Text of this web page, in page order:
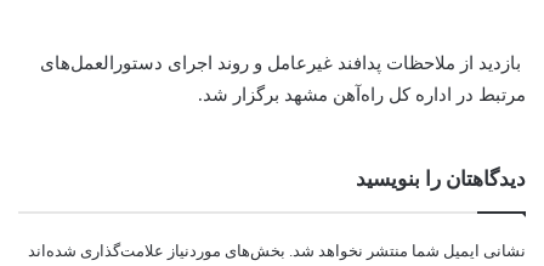
بازدید از ملاحظات پدافند غیرعامل و روند اجرای دستورالعمل‌های
مرتبط در اداره کل راه‌آهن مشهد برگزار شد.
دیدگاهتان را بنویسید
نشانی ایمیل شما منتشر نخواهد شد. بخش‌های موردنیاز علامت‌گذاری شده‌اند